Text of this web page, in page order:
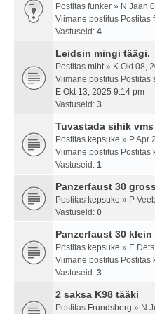
Postitas funker » N Jaan
Viimane postitus Postitas
Vastuseid: 4
Leidsin mingi täägi.
Postitas miht» K Okt 08,
Viimane postitus Postitas
E Okt 13, 2025 9:14 pm
Vastuseid: 3
Tuvastada sihik vms
Postitas kepsuke » P Apr
Viimane postitus Postitas
Vastuseid: 1
Panzerfaust 30 gross
Postitas kepsuke » P
Vastuseid: 0
Panzerfaust 30 klein
Postitas kepsuke » E
Viimane postitus Postitas
Vastuseid: 3
2 saksa K98 tääki
Postitas Frundsberg » N